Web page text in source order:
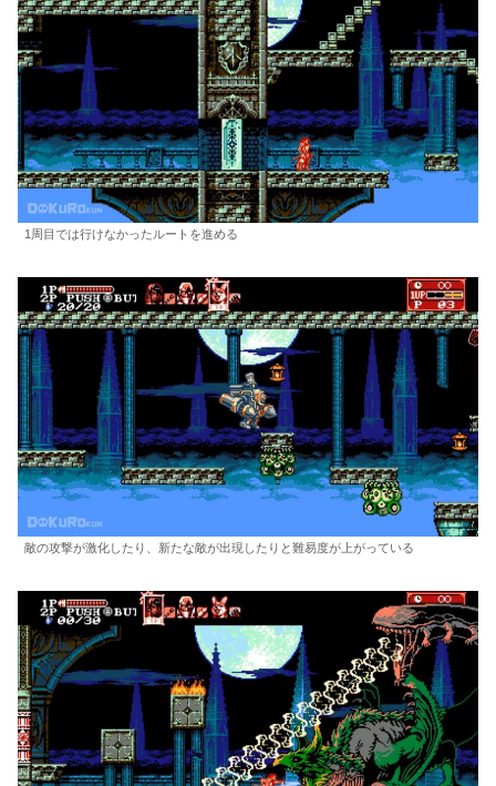
1周目では行けなかったルートを進める
敵の攻撃が激化したり、新たな敵が出現したりと難易度が上がっている